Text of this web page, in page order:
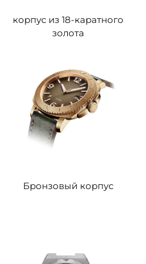
корпус из 18-каратного
золота
Бронзовый корпус